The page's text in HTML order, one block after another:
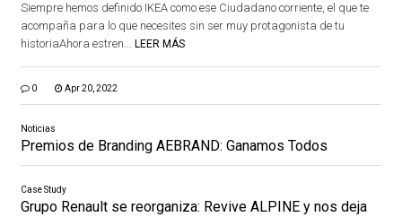
Siempre hemos definido IKEA como ese Ciudadano corriente, el que te
acompaña para lo que necesites sin ser muy protagonista de tu
historiaAhora estren... LEER MÁS
0 Apr 20, 2022
Noticias
Premios de Branding AEBRAND: Ganamos Todos
Case Study
Grupo Renault se reorganiza: Revive ALPINE y nos deja